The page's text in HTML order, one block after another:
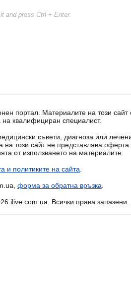
and press Ctrl + Enter.
портал. Материалите на този
на квалифициран специалист.
съвети, диагноза или
на този сайт не представлява
от използването на материалите.
и политиките на сайта
форма за обратна връзка
ilive.com.ua. Всички права запазени.